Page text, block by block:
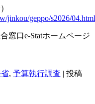
jinkou/geppo/s2026/04.html
窓口e-Statホームページ
, 予算執行調査 | 投稿